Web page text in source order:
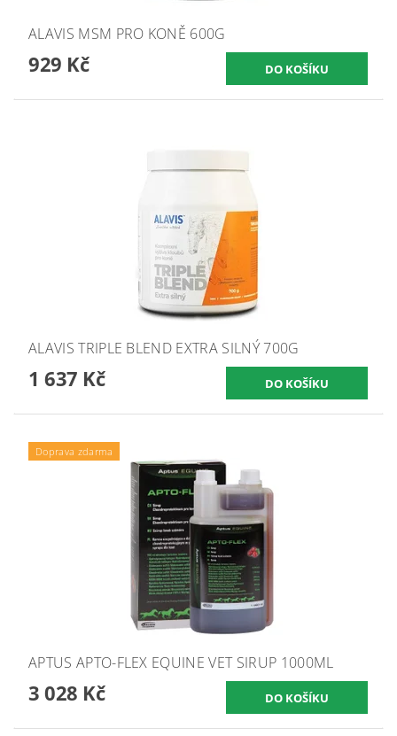
ALAVIS MSM PRO KONĚ 600G
929 Kč
ALAVIS TRIPLE BLEND EXTRA SILNÝ 700G
1 637 Kč
Doprava zdarma
APTUS APTO-FLEX EQUINE VET SIRUP 1000ML
3 028 Kč